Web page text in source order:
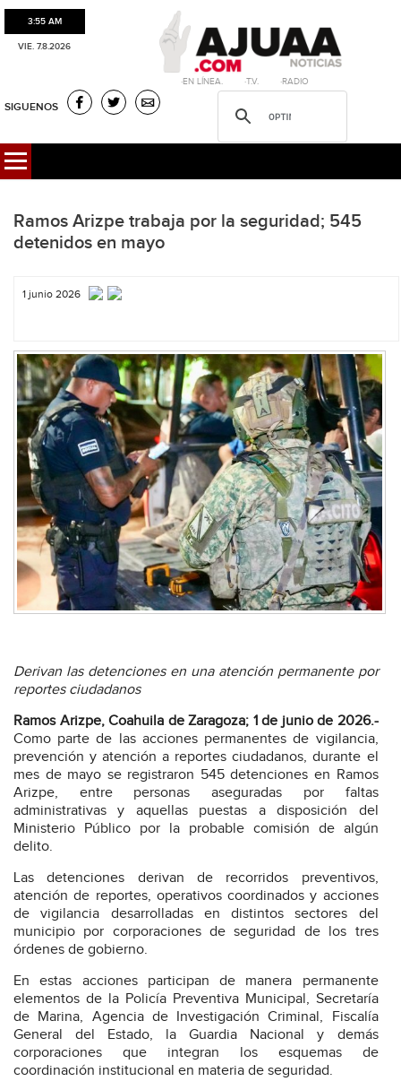
3:55 AM
VIE. 7.8.2026
·EN LÍNEA. ·T.V. ·RADIO
SIGUENOS
Ramos Arizpe trabaja por la seguridad; 545
detenidos en mayo
1 junio 2026
Derivan las detenciones en una atención permanente por
reportes ciudadanos
Ramos Arizpe, Coahuila de Zaragoza; 1 de junio de 2026.-
Como parte de las acciones permanentes de vigilancia,
prevención y atención a reportes ciudadanos, durante el
mes de mayo se registraron 545 detenciones en Ramos
Arizpe, entre personas aseguradas por faltas
administrativas y aquellas puestas a disposición del
Ministerio Público por la probable comisión de algún
delito.
Las detenciones derivan de recorridos preventivos,
atención de reportes, operativos coordinados y acciones
de vigilancia desarrolladas en distintos sectores del
municipio por corporaciones de seguridad de los tres
órdenes de gobierno.
En estas acciones participan de manera permanente
elementos de la Policía Preventiva Municipal, Secretaría
de Marina, Agencia de Investigación Criminal, Fiscalía
General del Estado, la Guardia Nacional y demás
corporaciones que integran los esquemas de
coordinación institucional en materia de seguridad.